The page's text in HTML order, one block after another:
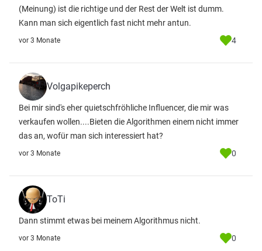
(Meinung) ist die richtige und der Rest der Welt ist dumm.
Kann man sich eigentlich fast nicht mehr antun.
vor 3 Monate 4
Volgapikeperch
Bei mir sind's eher quietschfröhliche Influencer, die mir was
verkaufen wollen....Bieten die Algorithmen einem nicht immer
das an, wofür man sich interessiert hat?
vor 3 Monate 0
ToTi
Dann stimmt etwas bei meinem Algorithmus nicht.
vor 3 Monate 0